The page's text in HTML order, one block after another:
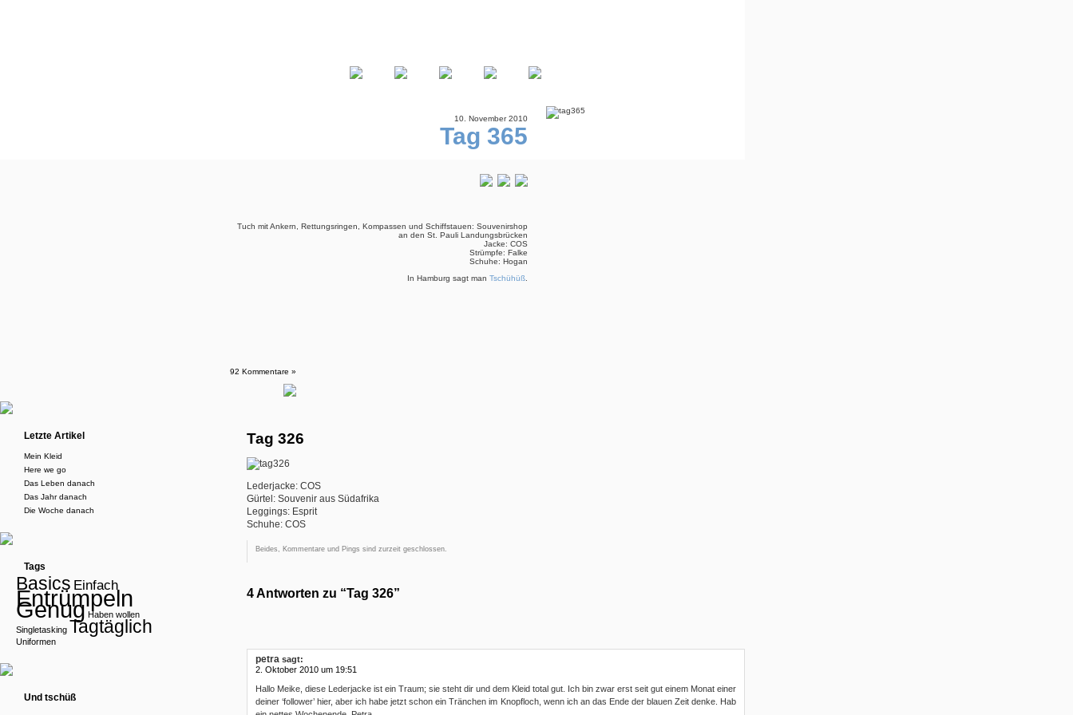
10. November 2010
Tag 365
Tuch mit Ankern, Rettungsringen, Kompassen und Schiffstauen: Souvenirshop
an den St. Pauli Landungsbrücken
Jacke: COS
Strümpfe: Falke
Schuhe: Hogan
In Hamburg sagt man Tschühüß
92 Kommentare »
Tag 326
Lederjacke: COS
Gürtel: Souvenir aus Südafrika
Leggings: Esprit
Schuhe: COS
Beides, Kommentare und Pings sind zurzeit geschlossen.
4 Antworten zu “Tag 326”
petra sagt:
2. Oktober 2010 um 19:51
Hallo Meike, diese Lederjacke ist ein Traum; sie steht dir und dem Kleid total gut. Ich bin zwar erst seit gut einem Monat einer
deiner ‘follower’ hier, aber ich habe jetzt schon ein Tränchen im Knopfloch, wenn ich an das Ende der blauen Zeit denke. Hab
Letzte Artikel
Mein Kleid
Here we go
Das Leben danach
Das Jahr danach
Die Woche danach
Tags
Basics Einfach
Entrümpeln
Genug Haben wollen
Singletasking Tagtäglich
Uniformen
Und tschüß